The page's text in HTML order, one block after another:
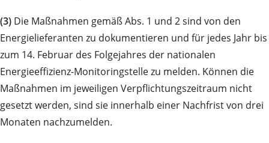
(3) Die Maßnahmen gemäß Abs. 1 und 2 sind von den
Energielieferanten zu dokumentieren und für jedes Jahr bis
zum 14. Februar des Folgejahres der nationalen
Energieeffizienz-Monitoringstelle zu melden. Können die
Maßnahmen im jeweiligen Verpflichtungszeitraum nicht
gesetzt werden, sind sie innerhalb einer Nachfrist von drei
Monaten nachzumelden.